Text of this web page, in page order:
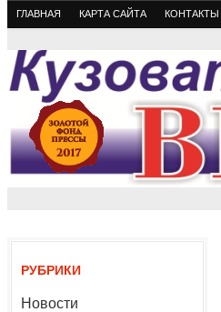
ГЛАВНАЯ КАРТА САЙТА КОНТАКТЫ
РУБРИКИ
Новости